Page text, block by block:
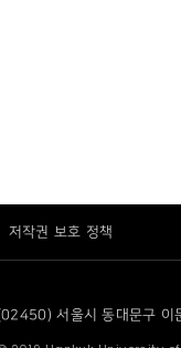
저작권 보호 정책
서울시 동대문구